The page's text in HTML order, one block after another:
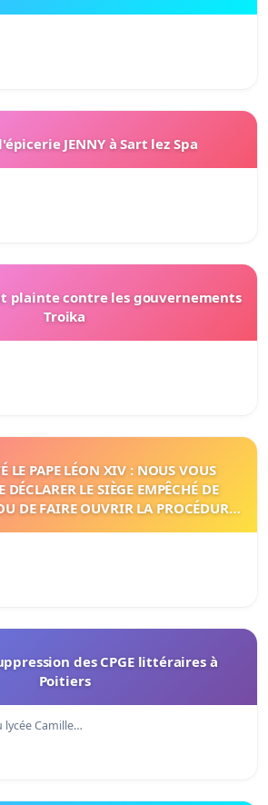
JENNY à Sart lez Spa
Troika
LE PAPE LÉON XIV : NOUS VOUS
DÉCLARER LE SIÈGE EMPÊCHÉ DE
DE FAIRE OUVRIR LA PROCÉDURE
des CPGE littéraires à
Poitiers
lycée Camille…